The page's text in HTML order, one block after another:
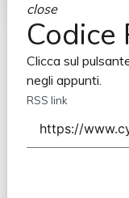
close
Codice
Clicca sul
negli appunti.
RSS link